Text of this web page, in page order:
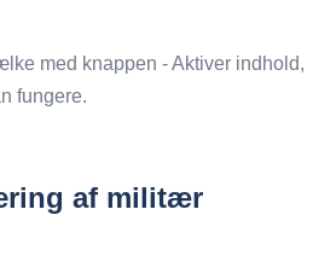
med knappen - Aktiver indhold,
fungere.
af militær